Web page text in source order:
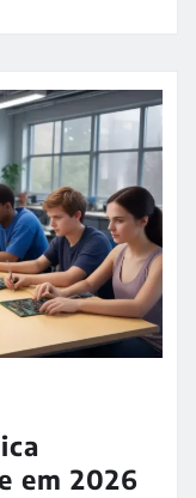
em 2026